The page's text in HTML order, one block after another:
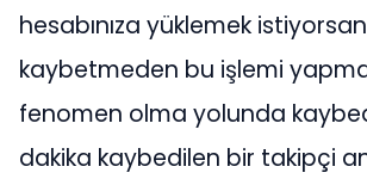
hesabınıza yüklemek
kaybetmeden bu işlemi
fenomen olma yolunda
dakika kaybedilen bir takipçi